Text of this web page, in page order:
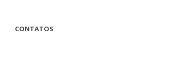
CONTATOS